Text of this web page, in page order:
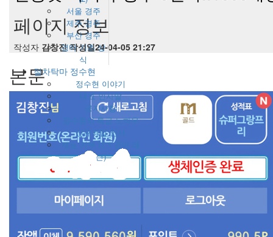
서울 경주
제주 경주
부산 경주
경마 기초 상
식
절차탁마 정수현
정수현 이야기
대표 인사말
공지사항
정수현의 특급 노하우
신규가입 인사
재능 기부 (1:1 경마 레
슨)
페이지 정보
작성자 김창진 작성일24-04-05 21:27
본문